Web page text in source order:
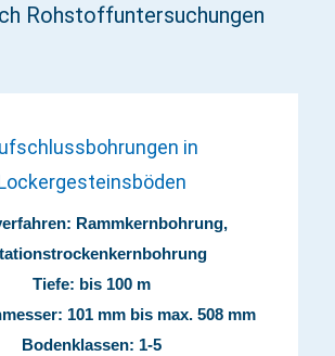
Rohstoffuntersuchungen
in
Rammkernbohrung,
Tiefe: bis 100 m
101 mm bis max. 508 mm
Bodenklassen: 1-5